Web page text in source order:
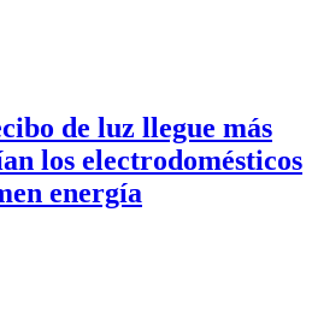
de luz llegue más
los electrodomésticos
energía